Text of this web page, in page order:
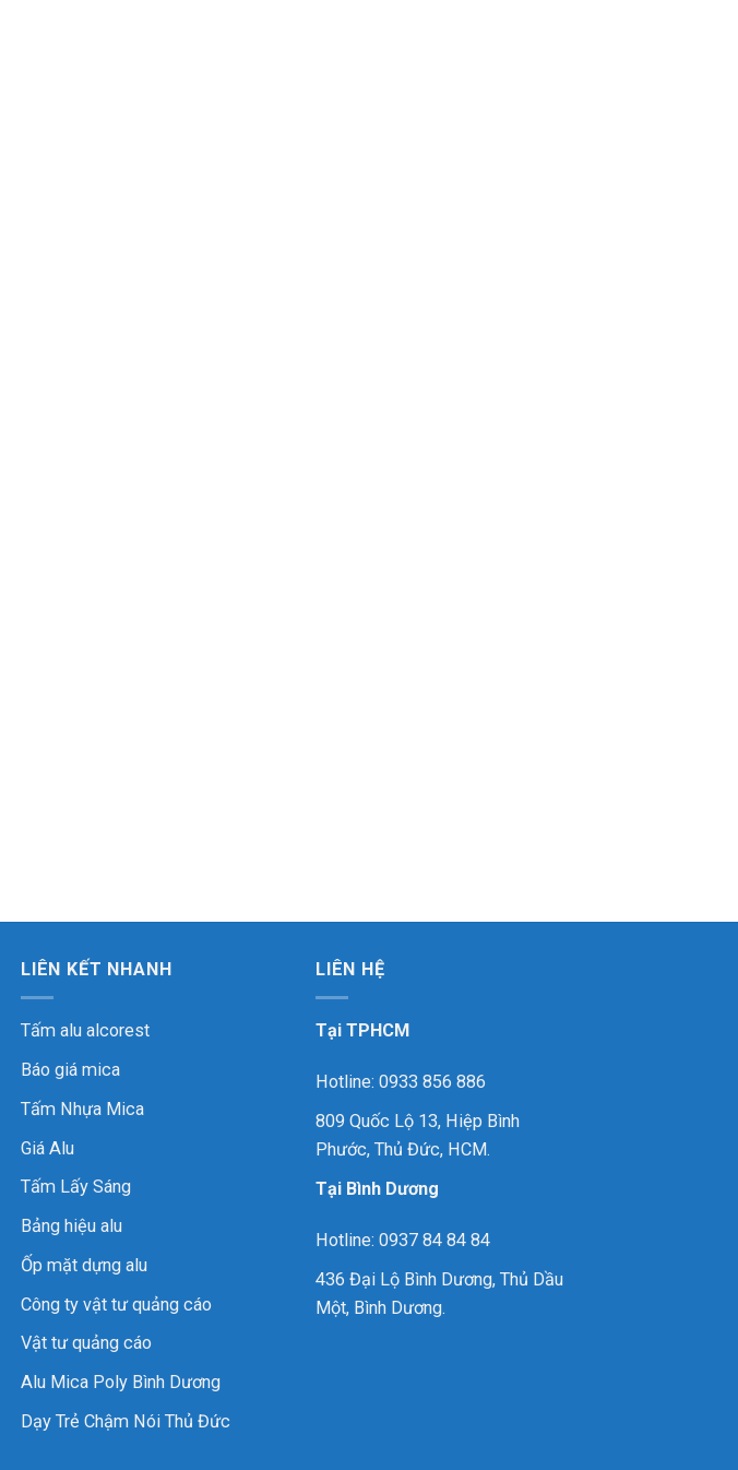
LIÊN KẾT NHANH
Tấm alu alcorest
Báo giá mica
Tấm Nhựa Mica
Giá Alu
Tấm Lấy Sáng
Bảng hiệu alu
Ốp mặt dựng alu
Công ty vật tư quảng cáo
Vật tư quảng cáo
Alu Mica Poly Bình Dương
Dạy Trẻ Chậm Nói Thủ Đức
LIÊN HỆ
Tại TPHCM
Hotline: 0933 856 886
809 Quốc Lộ 13, Hiệp Bình
Phước, Thủ Đức, HCM.
Tại Bình Dương
Hotline: 0937 84 84 84
436 Đại Lộ Bình Dương, Thủ Dầu
Một, Bình Dương.